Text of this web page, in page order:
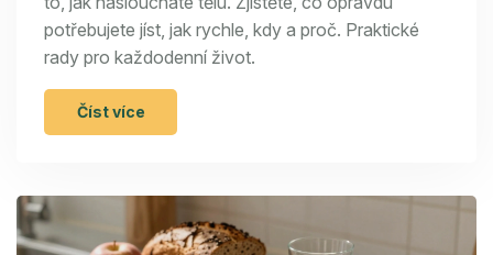
potřebujete jíst, jak rychle, kdy a proč. Praktické
rady pro každodenní život.
Číst více